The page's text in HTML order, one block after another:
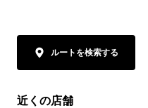
ルートを検索する
近くの店舗